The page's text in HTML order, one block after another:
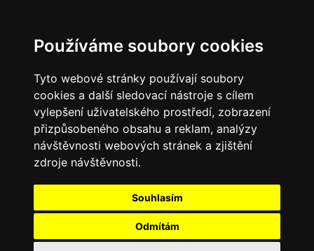
Používáme soubory cookies
Tyto webové stránky používají soubory
cookies a další sledovací nástroje s cílem
vylepšení uživatelského prostředí, zobrazení
přizpůsobeného obsahu a reklam, analýzy
návštěvnosti webových stránek a zjištění
zdroje návštěvnosti.
Souhlasím
Odmítám